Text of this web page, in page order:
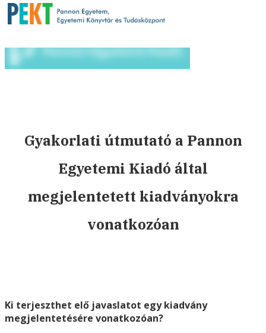
Gyakorlati útmutató a Pannon
Egyetemi Kiadó által
megjelentetett kiadványokra
vonatkozóan
Ki terjeszthet elő javaslatot egy kiadvány
megjelentetésére vonatkozóan?